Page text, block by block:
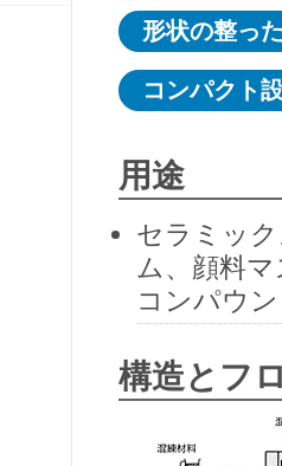
形状の整っ
コンパクト
用途
セラミッ
ム、顔料
コンパウ
構造とフ